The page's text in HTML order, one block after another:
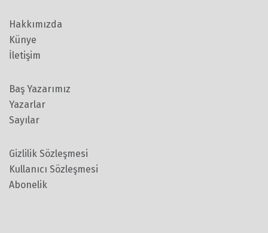
Hakkımızda
Künye
İletişim
Baş Yazarımız
Yazarlar
Sayılar
Gizlilik Sözleşmesi
Kullanıcı Sözleşmesi
Abonelik